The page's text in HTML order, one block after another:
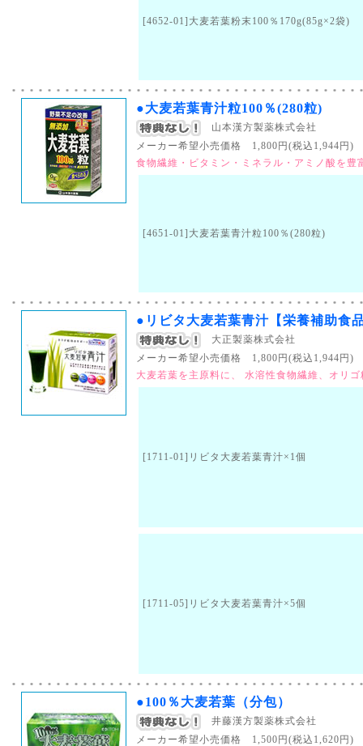
[4652-01]大麦若葉粉末100％170g(85g×2袋)
●大麦若葉青汁粒100％(280粒)
山本漢方製薬株式会社
メーカー希望小売価格 1,800円(税込1,944円)
食物繊維・ビタミン・ミネラル・アミノ酸を
[4651-01]大麦若葉青汁粒100％(280粒)
●リビタ大麦若葉青汁【栄養補助食
大正製薬株式会社
メーカー希望小売価格 1,800円(税込1,944円)
大麦若葉を主原料に、 水溶性食物繊維、オリ
[1711-01]リビタ大麦若葉青汁×1個
[1711-05]リビタ大麦若葉青汁×5個
●100％大麦若葉（分包）
井藤漢方製薬株式会社
メーカー希望小売価格 1,500円(税込1,620円)